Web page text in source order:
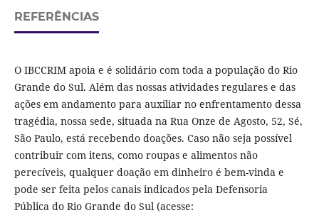
REFERÊNCIAS
O IBCCRIM apoia e é solidário com toda a população do Rio
Grande do Sul. Além das nossas atividades regulares e das
ações em andamento para auxiliar no enfrentamento dessa
tragédia, nossa sede, situada na Rua Onze de Agosto, 52, Sé,
São Paulo, está recebendo doações. Caso não seja possível
contribuir com itens, como roupas e alimentos não
perecíveis, qualquer doação em dinheiro é bem-vinda e
pode ser feita pelos canais indicados pela Defensoria
Pública do Rio Grande do Sul (acesse: